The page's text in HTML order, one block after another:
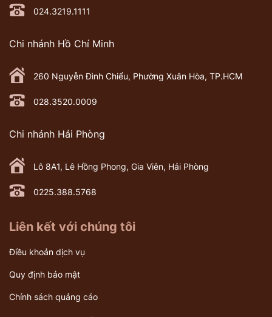
024.3219.1111
Chi nhánh Hồ Chí Minh
260 Nguyễn Đình Chiểu, Phường Xuân Hòa, TP.HCM
028.3520.0009
Chi nhánh Hải Phòng
Lô 8A1, Lê Hồng Phong, Gia Viên, Hải Phòng
0225.388.5768
Liên kết với chúng tôi
Điều khoản dịch vụ
Quy định bảo mật
Chính sách quảng cáo